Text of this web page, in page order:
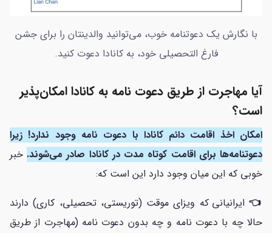
با نگارش یک دعوتنامه خوب، می‌توانید والدینتان را برای جشن
فارغ التحصیلی خود، به کانادا دعوت کنید.
آیا مهاجرت از طریق دعوت نامه به کانادا امکان‌پذیر
است؟
امکان اخذ اقامت دائم کانادا با دعوت نامه وجود ندارد! زیرا
دعوتنامه‌ها برای اقامت کوتاه مدت در کانادا صادر می‌شوند. خبر
خوبی که این میان وجود دارد این است که:
👈 ایرانیانی که ویزای موقت (توریستی، تحصیلی، کاری) دارند
حالا چه با دعوت نامه و چه بدون دعوت نامه (مهاجرت از طریق